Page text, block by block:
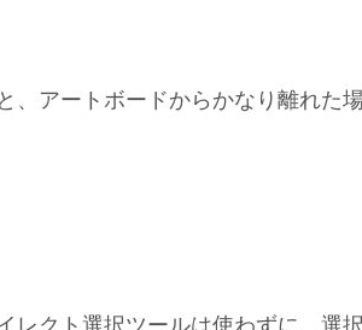
、アートボードからかなり離れた